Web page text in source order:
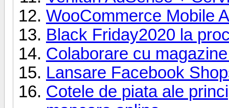
WooCommerce Mobile
Black Friday2020 la
Colaborare cu
Lansare Facebook
Cotele de piata ale